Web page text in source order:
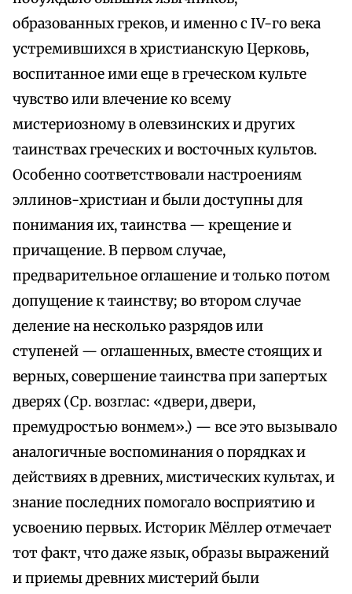
образованных греков, и именно с IV-го века
устремившихся в христианскую Церковь,
воспитанное ими еще в греческом культе
чувство или влечение ко всему
мистериозному в олевзинских и других
таинствах греческих и восточных культов.
Особенно соответствовали настроениям
эллинов-христиан и были доступны для
понимания их, таинства — крещение и
причащение. В первом случае,
предварительное оглашение и только потом
допущение к таинству; во втором случае
деление на несколько разрядов или
ступеней — оглашенных, вместе стоящих и
верных, совершение таинства при запертых
дверях (Ср. возглас: «двери, двери,
премудростью вонмем».) — все это вызывало
аналогичные воспоминания о порядках и
действиях в древних, мистических культах, и
знание последних помогало восприятию и
усвоению первых. Историк Мёллер отмечает
тот факт, что даже язык, образы выражений
и приемы древних мистерий были